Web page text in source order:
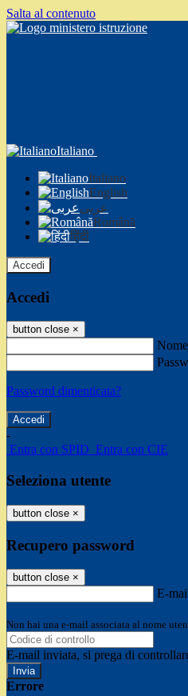
Salta al contenuto
Italiano
Italiano
English
عربى
Română
हिंदी
Accedi
Accedi
button close ×
Password dimenticata?
-
Entra con SPID Entra con CIE
Seleziona utente
button close ×
Recupero password
button close ×
E-
Non hai una e-mail associata al nome
E-mail inviata, si prega di
Errore